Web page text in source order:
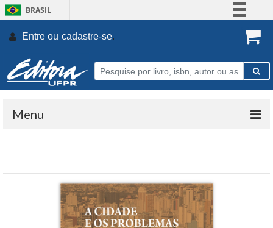
BRASIL
Participe
Entre ou cadastre-se.
Menu